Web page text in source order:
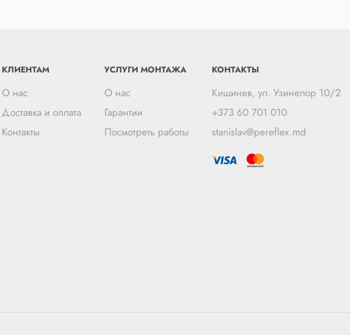
КЛИЕНТАМ
О нас
Доставка и оплата
Контакты
УСЛУГИ МОНТАЖА
О нас
Гарантии
Посмотреть работы
КОНТАКТЫ
Кишинев, ул. Узинелор 10/2
+373 60 701 010
stanislav@pereflex.md